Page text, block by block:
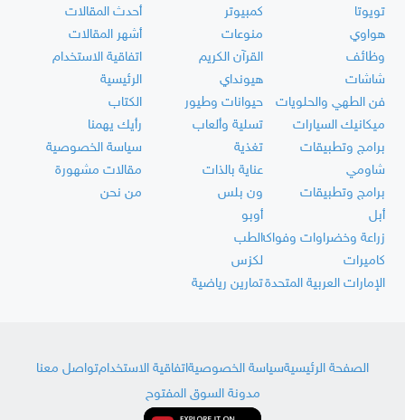
تويوتا
كمبيوتر
هواوي
منوعات
وظائف
القرآن الكريم
شاشات
هيونداي
فن الطهي والحلويات
حيوانات وطيور
ميكانيك السيارات
تسلية وألعاب
برامج وتطبيقات
تغذية
شاومي
عناية بالذات
برامج وتطبيقات
ون بلس
أبل
أوبو
زراعة وخضراوات وفواكهالطب
كاميرات
لكزس
الإمارات العربية المتحدةتمارين رياضية
أحدث المقالات
أشهر المقالات
اتفاقية الاستخدام
الرئيسية
الكتاب
رأيك يهمنا
سياسة الخصوصية
مقالات مشهورة
من نحن
الصفحة الرئيسيةسياسة الخصوصيةاتفاقية الاستخدامتواصل معنا
مدونة السوق المفتوح